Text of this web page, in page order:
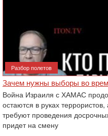
Разбор полетов
Зачем нужны выборы во
Война Израиля с ХАМАС
остаются в руках
требуют проведения
придет на смену